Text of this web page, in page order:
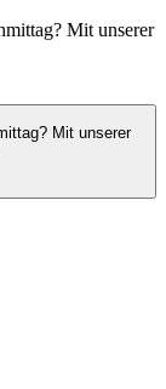
Mit unserer
Mit unserer